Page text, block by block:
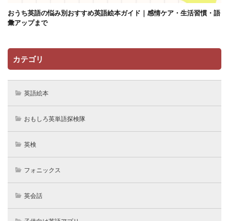
おうち英語の悩み別おすすめ英語絵本ガイド｜感情ケア・生活習慣・語
彙アップまで
カテゴリ
英語絵本
おもしろ英単語探検隊
英検
フォニックス
英会話